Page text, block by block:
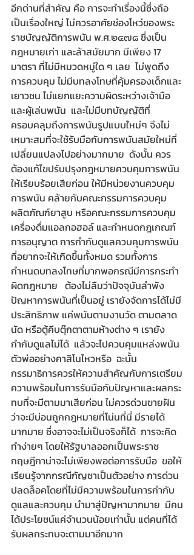
​อีกด่านที่สำคัญ คือ การจะทำเรื่องนี้ซึ่งถือ
เป็นเรื่องใหญ่ ไม่ควรอาศัยช่องโหว่ของพระ
ราชบัญญัติการพนัน พ.ศ.๒๔๗๘ ซึ่งเป็น
กฎหมายเก่า และล้าสมัยมาก มีเพียง 17
มาตรา ที่ไม่มีหมวดหมู่ใด ๆ เลย  ไม่พูดถึง
การควบคุม ไม่มีบทลงโทษที่คุ้มครองเด็กและ
เยาวชน ไม่แยกแยะความผิดระหว่างเจ้ามือ
และผู้เล่นพนัน  และไม่มีบทบัญญัติที่
ครอบคลุมถึงการพนันรูปแบบใหม่ๆ จึงไม่
เหมาะสมที่จะใช้รับมือกับการพนันสมัยใหม่ที่
เปลี่ยนแปลงไปอย่างมากมาย  ดังนั้น ควร
ต้องแก้ไขปรับปรุงกฎหมายควบคุมการพนัน
ให้เรียบร้อยเสียก่อน ให้มีหน่วยงานควบคุม
การพนัน คล้ายกับคณะกรรมการควบคุม
ผลิตภัณฑ์ยาสูบ หรือคณะกรรมการควบคุม
เครื่องดื่มแอลกอฮอล์ และกำหนดกฎเกณฑ์
การอนุญาต การกำกับดูแลควบคุมการพนัน
ที่อยากจะให้เกิดขึ้นทั้งหมด รวมทั้งการ
กำหนดบทลงโทษที่มากพอกรณีมีการกระทำ
ผิดกฎหมาย   ต้องไม่ลืมว่าปัจจุบันลำพัง
ปัญหาการพนันที่เป็นอยู่ เรายังจัดการได้ไม่มี
ประสิทธิภาพ แค่พนันตามงานวัด ตามตลาด
นัด หรือตู้คีบตุ๊กตาตามห้างต่าง ๆ เรายัง
กำกับดูแลไม่ได้  แล้วจะไปควบคุมแหล่งพนัน
ตัวพ่ออย่างคาสิโนไหวหรือ  ฉะนั้น
กรรมาธิการควรให้ความสำคัญกับการเตรียม
ความพร้อมในการรับมือกับปัญหาและผลกระ
ทบที่จะมีตามมาเสียก่อน ไม่ควรด่วนขายฝัน
ว่าจะมีบ่อนถูกกฎหมายที่โน่นที่นี่ มีรายได้
มากมาย ซึ่งอาจจะไม่เป็นจริงก็ได้  การจะคิด
ทำง่ายๆ โดยให้รัฐบาลออกเป็นพระราช
กฤษฎีกาน่าจะไม่เพียงพอต่อการรับมือ  ขอให้
เรียนรู้จากกรณีกัญชาเป็นตัวอย่าง การด่วน
ปลดล็อคโดยที่ไม่มีความพร้อมในการกำกับ
ดูแลและควบคุม นำมาสู่ปัญหามากมาย  มีคน
ได้ประโยชน์แค่จำนวนน้อยเท่านั้น แต่คนที่ได้
รับผลกระทบจะตามมาอีกมาก